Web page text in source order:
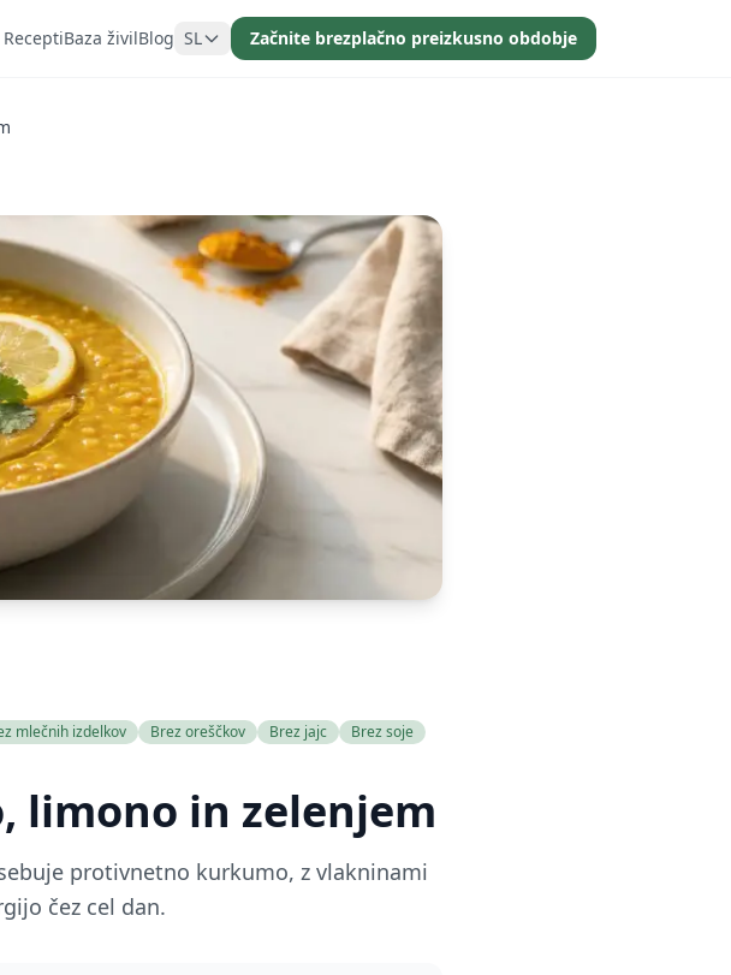
ReceptiBaza živilBlog SL Začnite brezplačno preizkusno obdobje
mlečnih izdelkov Brez oreščkov Brez jajc
Brez soje
limono in zelenjem
protivnetno kurkumo, z vlakninami
čez cel dan.